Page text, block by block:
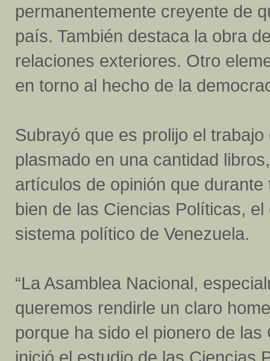
permanentemente creyente de
país. También destaca la obra
relaciones exteriores. Otro
en torno al hecho de la
Subrayó que es prolijo el
plasmado en una cantidad
artículos de opinión que
bien de las Ciencias Políticas,
sistema político de Venezuela.
“La Asamblea Nacional,
queremos rendirle un claro
porque ha sido el pionero de